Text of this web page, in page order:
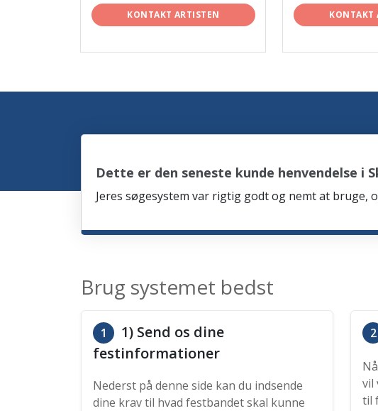
KONTAKT ARTISTEN KONTAKT
Dette er den seneste kunde henvendelse i
Jeres søgesystem var rigtig godt og nemt at bruge,
Brug systemet bedst
1
1) Send os dine
festinformationer
Nederst på denne side kan du indsende
dine krav til hvad festbandet skal kunne
2
vil
til